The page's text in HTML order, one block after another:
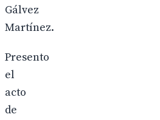
Gálvez
Martínez.
Presento
el
acto
de